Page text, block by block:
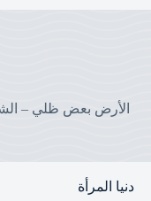
الأرض بعض ظلي –
دنيا المرأة